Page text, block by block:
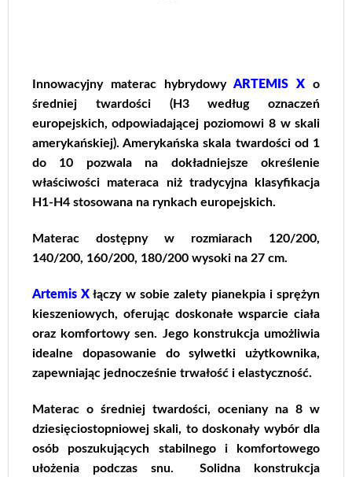
Innowacyjny materac hybrydowyARTEMIS X
o
średniej twardości (H3 według oznaczeń
europejskich, odpowiadającej poziomowi 8 w skali
amerykańskiej). Amerykańska skala twardości od 1
do 10 pozwala na dokładniejsze określenie
właściwości materaca niż tradycyjna klasyfikacja
H1-H4 stosowana na rynkach europejskich.
Materac dostępny w rozmiarach 120/200,
140/200, 160/200, 180/200 wysoki na 27 cm.
Artemis X łączy w sobie zalety pianekpia i sprężyn
kieszeniowych, oferując doskonałe wsparcie ciała
oraz komfortowy sen. Jego konstrukcja umożliwia
idealne dopasowanie do sylwetki użytkownika,
zapewniając jednocześnie trwałość i elastyczność.
Materac o średniej twardości, oceniany na 8 w
dziesięciostopniowej skali, to doskonały wybór dla
osób poszukujących stabilnego i komfortowego
ułożenia podczas snu. Solidna konstrukcja